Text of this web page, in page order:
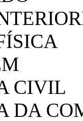
CIVIL
DA